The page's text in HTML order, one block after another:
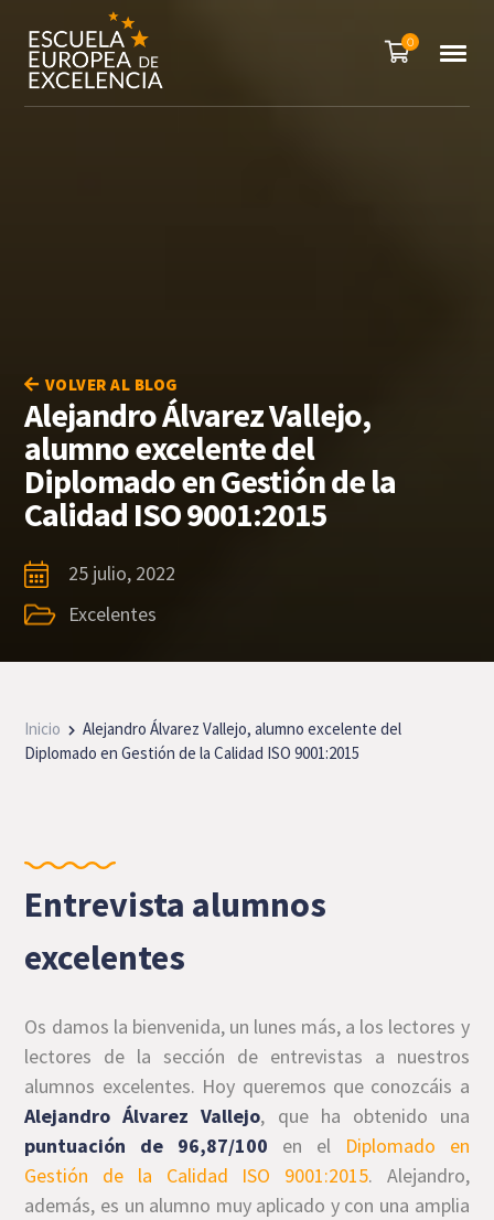
0
VOLVER AL BLOG
Alejandro Álvarez Vallejo,
alumno excelente del
Diplomado en Gestión de la
Calidad ISO 9001:2015
25 julio, 2022
Excelentes
Inicio
Alejandro Álvarez Vallejo, alumno excelente del
Diplomado en Gestión de la Calidad ISO 9001:2015
Entrevista alumnos
excelentes
Os damos la bienvenida, un lunes más, a los lectores y
lectores de la sección de entrevistas a nuestros
alumnos excelentes. Hoy queremos que conozcáis a
Alejandro Álvarez Vallejo, que ha obtenido una
puntuación de 96,87/100 en el Diplomado en
Gestión de la Calidad ISO 9001:2015. Alejandro,
además, es un alumno muy aplicado y con una amplia